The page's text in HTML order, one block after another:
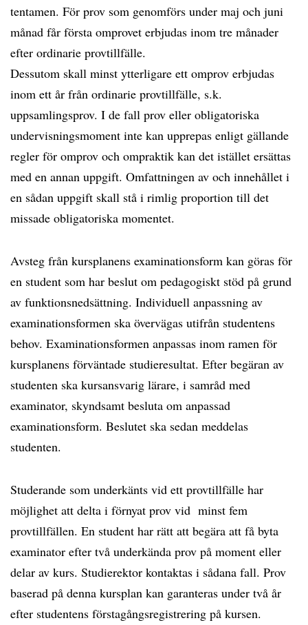
tentamen. För prov som genomförs under maj och juni
månad får första omprovet erbjudas inom tre månader
efter ordinarie provtillfälle.
Dessutom skall minst ytterligare ett omprov erbjudas
inom ett år från ordinarie provtillfälle, s.k.
uppsamlingsprov. I de fall prov eller obligatoriska
undervisningsmoment inte kan upprepas enligt gällande
regler för omprov och ompraktik kan det istället ersättas
med en annan uppgift. Omfattningen av och innehållet i
en sådan uppgift skall stå i rimlig proportion till det
missade obligatoriska momentet.
Avsteg från kursplanens examinationsform kan göras för
en student som har beslut om pedagogiskt stöd på grund
av funktionsnedsättning. Individuell anpassning av
examinationsformen ska övervägas utifrån studentens
behov. Examinationsformen anpassas inom ramen för
kursplanens förväntade studieresultat. Efter begäran av
studenten ska kursansvarig lärare, i samråd med
examinator, skyndsamt besluta om anpassad
examinationsform. Beslutet ska sedan meddelas
studenten.
Studerande som underkänts vid ett provtillfälle har
möjlighet att delta i förnyat prov vid minst fem
provtillfällen. En student har rätt att begära att få byta
examinator efter två underkända prov på moment eller
delar av kurs. Studierektor kontaktas i sådana fall. Prov
baserad på denna kursplan kan garanteras under två år
efter studentens förstagångsregistrering på kursen.